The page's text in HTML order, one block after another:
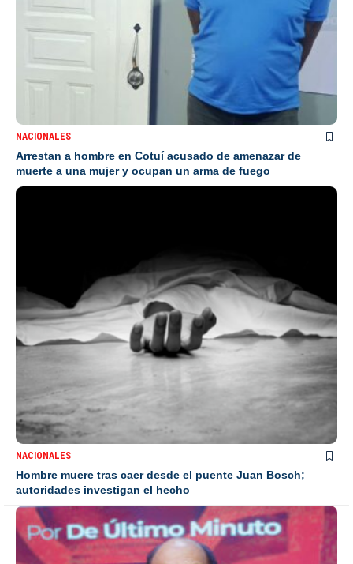
NACIONALES
Arrestan a hombre en Cotuí acusado de amenazar de
muerte a una mujer y ocupan un arma de fuego
NACIONALES
Hombre muere tras caer desde el puente Juan Bosch;
autoridades investigan el hecho